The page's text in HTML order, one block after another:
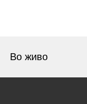
Во живо